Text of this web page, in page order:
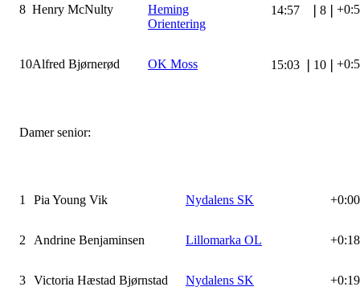
8 Henry McNulty
Heming
Orientering
14:57 8
10Alfred Bjørnerød OK Moss 15:03 10
Damer senior:
1 Pia Young Vik Nydalens SK +0:00
2 Andrine Benjaminsen Lillomarka OL +0:18
3 Victoria Hæstad Bjørnstad Nydalens SK +0:19